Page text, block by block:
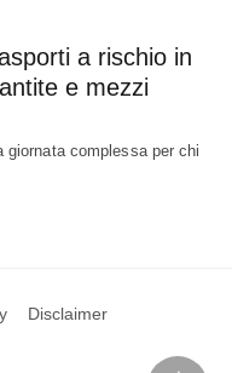
a rischio in
e mezzi
giornata complessa per chi
Disclaimer